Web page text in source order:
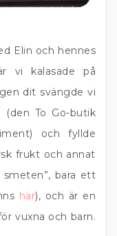
Elin och hennes
vi kalasade på
dit svängde vi
(den To Go-butik
och fyllde
frukt och annat
bara ett
här), och är en
vuxna och barn.